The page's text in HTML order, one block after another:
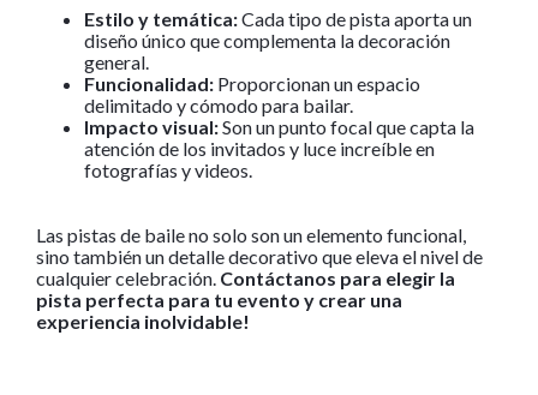
Estilo y temática:Cada tipo de pista aporta un
diseño único que complementa la decoración
general.
Funcionalidad: Proporcionan un espacio
delimitado y cómodo para bailar.
Impacto visual:Son un punto focal que capta la
atención de los invitados y luce increíble en
fotografías y videos.
Las pistas de baile no solo son un elemento funcional,
sino también un detalle decorativo que eleva el nivel de
cualquier celebración. Contáctanos para elegir la
pista perfecta para tu evento y crear una
experiencia inolvidable!